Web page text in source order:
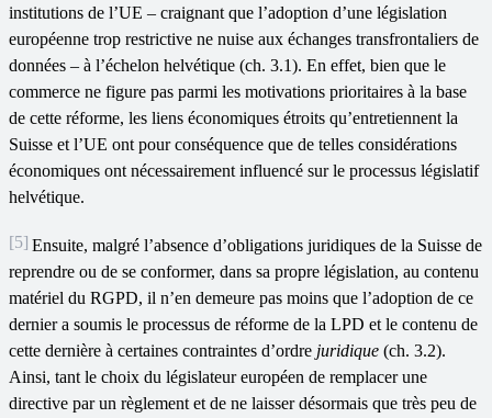
institutions de l’UE – craignant que l’adoption d’une législation
européenne trop restrictive ne nuise aux échanges transfrontaliers de
données – à l’échelon helvétique (ch. 3.1). En effet, bien que le
commerce ne figure pas parmi les motivations prioritaires à la base
de cette réforme, les liens économiques étroits qu’entretiennent la
Suisse et l’UE ont pour conséquence que de telles considérations
économiques ont nécessairement influencé sur le processus législatif
helvétique.
[5] Ensuite, malgré l’absence d’obligations juridiques de la Suisse de
reprendre ou de se conformer, dans sa propre législation, au contenu
matériel du RGPD, il n’en demeure pas moins que l’adoption de ce
dernier a soumis le processus de réforme de la LPD et le contenu de
cette dernière à certaines contraintes d’ordre juridique (ch. 3.2).
Ainsi, tant le choix du législateur européen de remplacer une
directive par un règlement et de ne laisser désormais que très peu de